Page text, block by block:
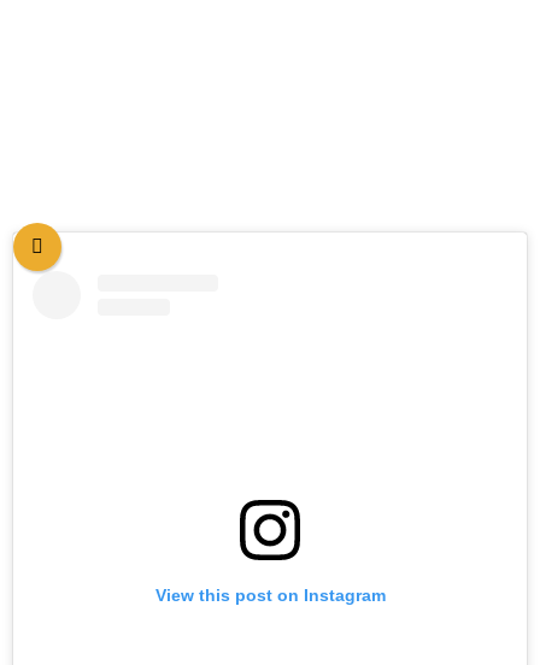
View this post on Instagram